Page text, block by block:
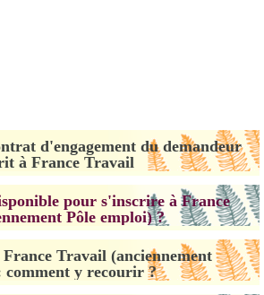
d'engagement du demandeur
à France Travail
pour s'inscrire à France
Pôle emploi) ?
Travail (anciennement
comment y recourir ?